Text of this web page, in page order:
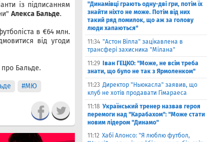
із підписанням
Алекса Бальде.
в €64 млн.
від угоди
Бальде.
#МЮ
"Динамівці грають одну-дві гри, потім їх
знайти ніхто не може. Потім від них
такий ряд помилок, що аж за голову
люди хапаються"
11:34 "Астон Вілла" зацікавлена в
трансфері захисника "Мілана"
11:29
Іван ГЕЦКО: "Може, не всім треба
знати, що було не так з Ярмоленком"
11:23 Директор "Ньюкасла" заявив, що
клуб не хотів продавати Гімараеса
11:18 Український тренер назвав героя
перемоги над "Карабахом": "Може стати
новим лідером "Динамо"
11:12 Хабі Алонсо: "Я люблю футбол,